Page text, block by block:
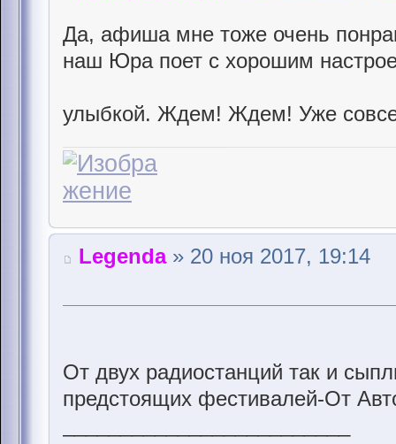
Да, афиша мне тоже очень
наш Юра поет с хорошим
улыбкой. Ждем! Ждем! Уже
Legenda» 20 ноя 2017, 19:14
От двух радиостанций так и
предстоящих фестивалей-От